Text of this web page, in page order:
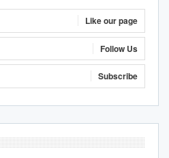
Like our page
Follow Us
Subscribe